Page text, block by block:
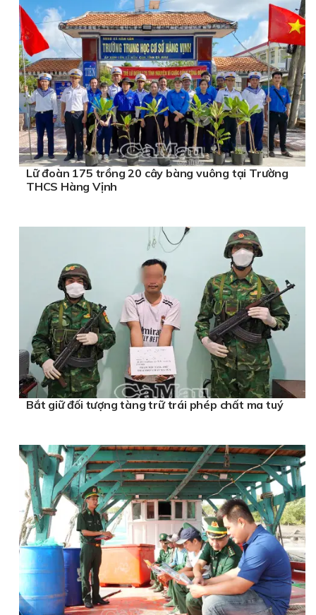
Lữ đoàn 175 trồng 20 cây bàng vuông tại Trường
THCS Hàng Vịnh
Bắt giữ đối tượng tàng trữ trái phép chất ma tuý